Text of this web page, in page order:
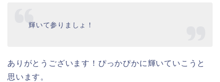
輝いて参りましょ！
ありがとうございます！ぴっかぴかに輝いていこうと
思います。